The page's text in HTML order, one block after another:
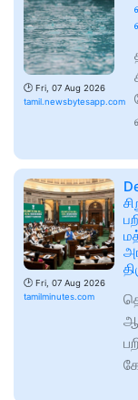
🕑 Fri, 07 Aug 2026
tamil.newsbytesapp.com
🕑 Fri, 07 Aug 2026
tamilminutes.com